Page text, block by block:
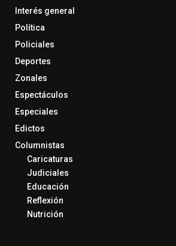
Interés general
Política
Policiales
Deportes
Zonales
Espectáculos
Especiales
Edictos
Columnistas
Caricaturas
Judiciales
Educación
Reflexión
Nutrición